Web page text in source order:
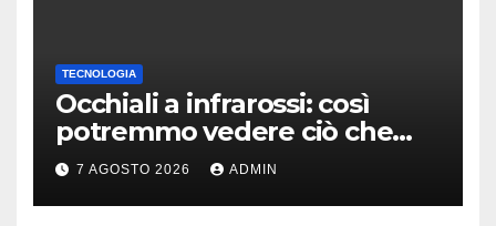
TECNOLOGIA
Occhiali a infrarossi: così
potremmo vedere ciò che
oggi è invisibile
7 AGOSTO 2026 ADMIN